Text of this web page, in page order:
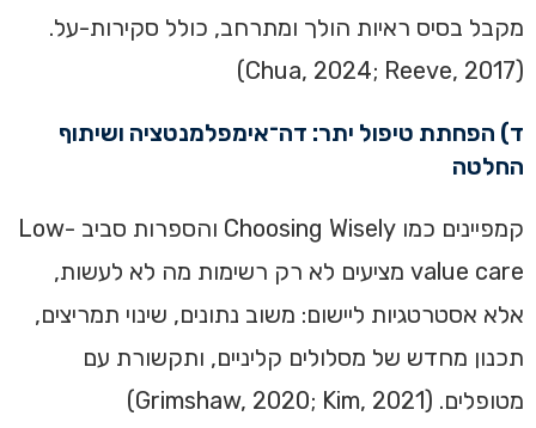
מקבל בסיס ראיות הולך ומתרחב, כולל סקירות-על.
(Chua, 2024; Reeve, 2017)
ד) הפחתת טיפול יתר: דה־אימפלמנטציה ושיתוף
החלטה
קמפיינים כמו Choosing Wisely והספרות סביב Low-
value care מציעים לא רק רשימות מה לא לעשות,
אלא אסטרטגיות ליישום: משוב נתונים, שינוי תמריצים,
תכנון מחדש של מסלולים קליניים, ותקשורת עם
מטופלים. (Grimshaw, 2020; Kim, 2021)